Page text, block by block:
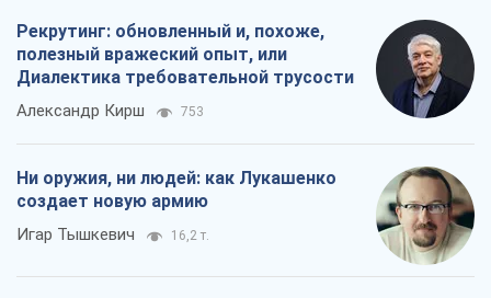
Рекрутинг: обновленный и, похоже,
полезный вражеский опыт, или
Диалектика требовательной трусости
Александр Кирш 753
Ни оружия, ни людей: как Лукашенко
создает новую армию
Игар Тышкевич 16,2 т.